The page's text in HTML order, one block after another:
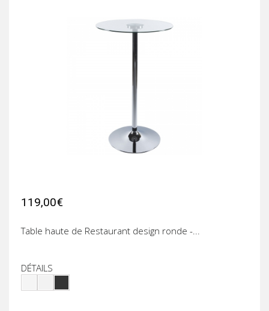
119,00€
Table haute de Restaurant design ronde -...
DÉTAILS